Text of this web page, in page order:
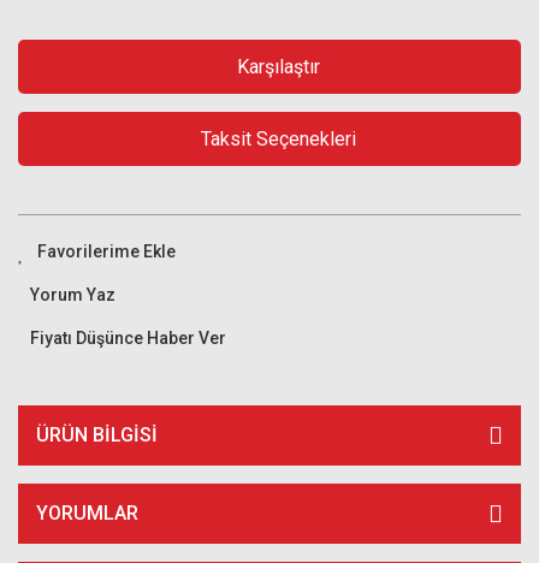
Karşılaştır
Taksit Seçenekleri
Yorum Yaz
Fiyatı Düşünce Haber Ver
ÜRÜN BILGISI
YORUMLAR